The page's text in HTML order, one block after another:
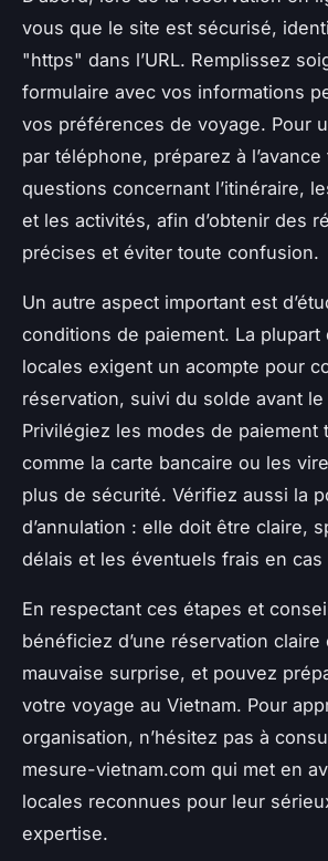
vous que le site est sécurisé,
"https" dans l’URL. Remplissez
formulaire avec vos informations
vos préférences de voyage. Pour
par téléphone, préparez à
questions concernant l’itinéraire,
et les activités, afin d’obtenir des
précises et éviter toute confusion.
Un autre aspect important est
conditions de paiement. La plupart
locales exigent un acompte pour
réservation, suivi du solde avant le
Privilégiez les modes de paiement
comme la carte bancaire ou les
plus de sécurité. Vérifiez aussi la
d’annulation : elle doit être claire,
délais et les éventuels frais en
En respectant ces étapes et
bénéficiez d’une réservation claire
mauvaise surprise, et pouvez
votre voyage au Vietnam. Pour
organisation, n’hésitez pas à
mesure-vietnam.com qui met en
locales reconnues pour leur
expertise.